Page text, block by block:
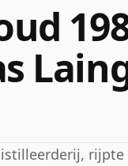
rijpte